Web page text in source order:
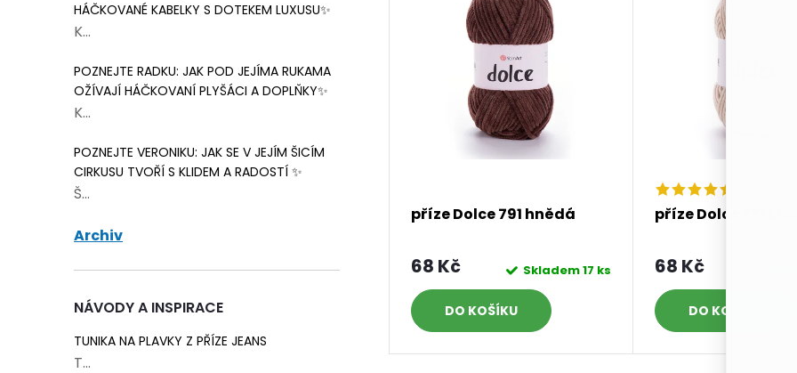
HÁČKOVANÉ KABELKY S DOTEKEM LUXUSU✨
K...
POZNEJTE RADKU: JAK POD JEJÍMA RUKAMA
OŽÍVAJÍ HÁČKOVANÍ PLYŠÁCI A DOPLŇKY✨
K...
POZNEJTE VERONIKU: JAK SE V JEJÍM ŠICÍM
CIRKUSU TVOŘÍ S KLIDEM A RADOSTÍ ✨
Š...
Archiv
NÁVODY A INSPIRACE
TUNIKA NA PLAVKY Z PŘÍZE JEANS
T...
Skladem8 ks 68 Kč Skladem13 ks
DO KOŠÍKU
příze Dolce 791 hnědá
68 Kč Skladem17 ks
DO KOŠÍKU
příze Dolce 771
68 Kč
DO KOŠÍKU